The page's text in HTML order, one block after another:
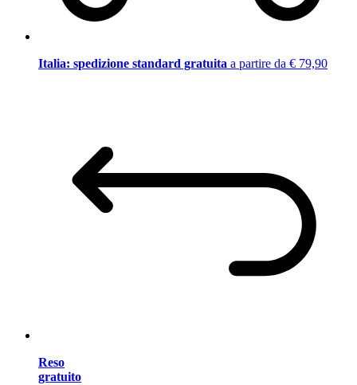
Italia: spedizione standard gratuita a partire da € 79,90
Reso
gratuito